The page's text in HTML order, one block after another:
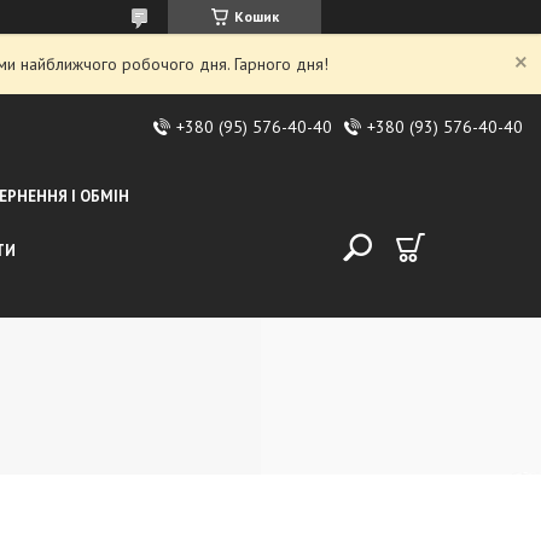
Кошик
найближчого робочого дня. Гарного дня!
+380 (95) 576-40-40 +380 (93) 576-40-40
І ОБМІН